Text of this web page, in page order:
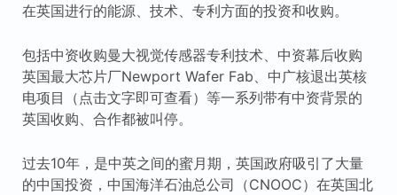
在英国进行的能源、技术、专利方面的投资和收购。
包括中资收购曼大视觉传感器专利技术、中资幕后收购
英国最大芯片厂Newport Wafer Fab、中广核退出英核
电项目（点击文字即可查看）等一系列带有中资背景的
英国收购、合作都被叫停。
过去10年，是中英之间的蜜月期，英国政府吸引了大量
的中国投资，中国海洋石油总公司（CNOOC）在英国北